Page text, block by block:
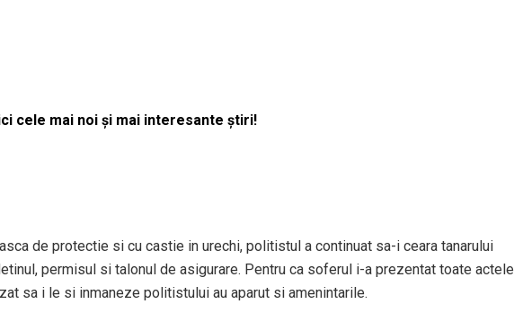
cele mai noi și mai interesante știri!
de protectie si cu castie in urechi, politistul a continuat sa-i ceara tanarului
permisul si talonul de asigurare. Pentru ca soferul i-a prezentat toate actele
sa i le si inmaneze politistului au aparut si amenintarile.